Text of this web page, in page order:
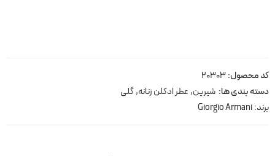
کد محصول:20303
دسته بندی ها: شیرین, عطر ادکلن زنانه,گلی
برند:Giorgio Armani